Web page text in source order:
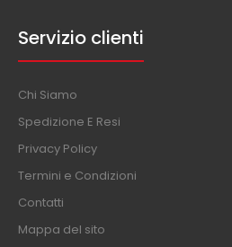
Servizio clienti
Chi Siamo
Spedizione E Resi
Privacy Policy
Termini e Condizioni
Contatti
Mappa del sito